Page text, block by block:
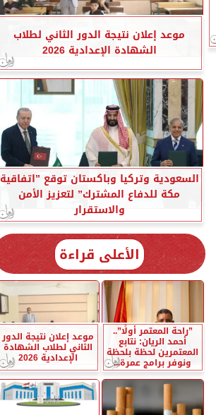
موعد إعلان نتيجة الدور الثاني لطلاب
الشهادة الإعدادية 2026
السعودية وتركيا وباكستان توقع ”اتفاقية
مكة للدفاع المشترك” لتعزيز الأمن
والاستقرار
الأعلى قراءة
”راحة المعتمر أولًا”..
أحمد الريان: نتابع
المعتمرين لحظة بلحظة
ونوفر برامج عمرة...
موعد إعلان نتيجة الدور
الثاني لطلاب الشهادة
الإعدادية 2026